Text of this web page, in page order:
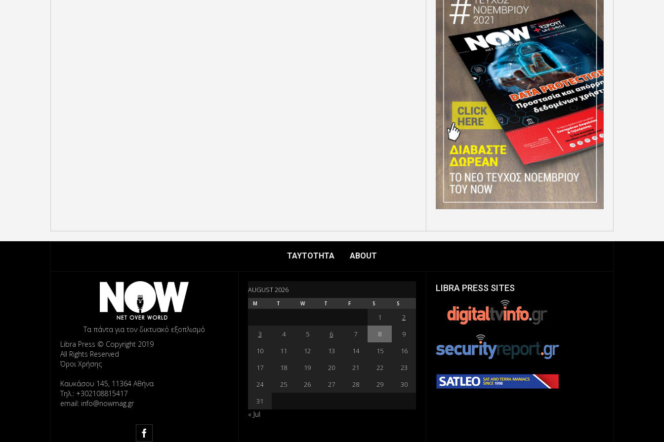
ΤΑΥΤΟΤΗΤΑ ABOUT
Τα πάντα για τον δικτυακό εξοπλισμό
Libra Press © Copyright 2019
All Rights Reserved
Όροι Χρήσης
Καυκάσου 145, 11364 Αθήνα
Τηλ.: +302108815417
email: info@nowmag.gr
AUGUST 2026
M T W T F S S
1
2
3
4 5 6 7 8
9
10
11 12 13 14 15
16
17
18 19 20 21 22
23
24
25 26 27 28 29
30
31
« Jul
LIBRA PRESS SITES